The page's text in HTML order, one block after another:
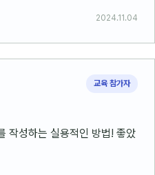
2024.11.04
교육 참가자
작성하는 실용적인 방법! 좋았